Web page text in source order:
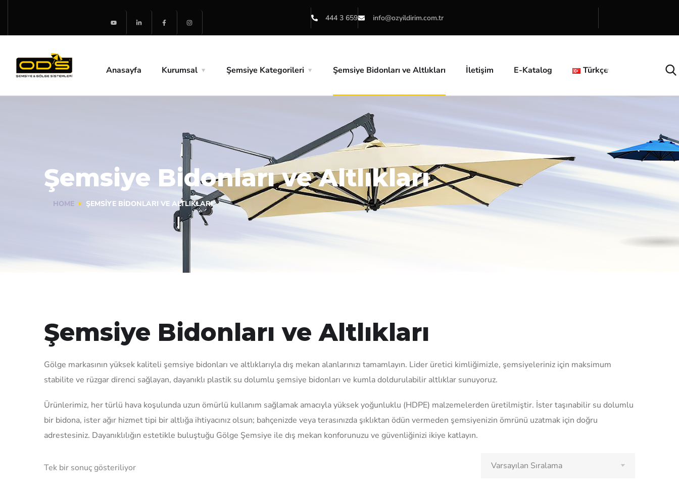
444 3 659 info@ozyildirim.com.tr
Anasayfa Kurumsal Şemsiye Kategorileri Şemsiye Bidonları ve Altlıkları İletişim E-Katalog Türkçe
Şemsiye Bidonları ve Altlıkları
HOME ŞEMSIYE BIDONLARI VE ALTLIKLARI
Şemsiye Bidonları ve Altlıkları
Gölge markasının yüksek kaliteli şemsiye bidonları ve altlıklarıyla dış mekan alanlarınızı tamamlayın. Lider üretici kimliğimizle, şemsiyeleriniz için maksimum
stabilite ve rüzgar direnci sağlayan, dayanıklı plastik su dolumlu şemsiye bidonları ve kumla doldurulabilir altlıklar sunuyoruz.
Ürünlerimiz, her türlü hava koşulunda uzun ömürlü kullanım sağlamak amacıyla yüksek yoğunluklu (HDPE) malzemelerden üretilmiştir. İster taşınabilir su dolumlu
bir bidona, ister ağır hizmet tipi bir altlığa ihtiyacınız olsun; bahçenizde veya terasınızda şıklıktan ödün vermeden şemsiyenizin ömrünü uzatmak için doğru
adrestesiniz. Dayanıklılığın estetikle buluştuğu Gölge Şemsiye ile dış mekan konforunuzu ve güvenliğinizi ikiye katlayın.
Tek bir sonuç gösteriliyor